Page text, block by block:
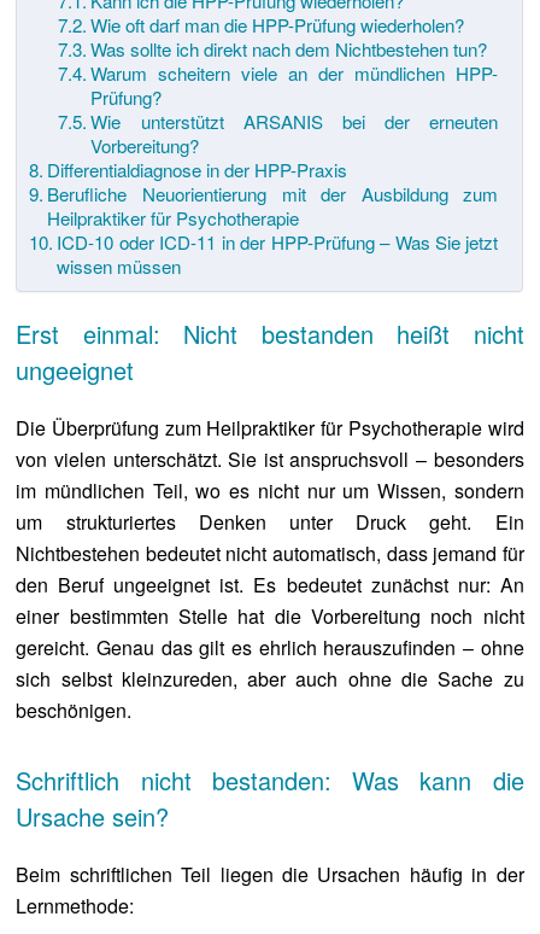
Wie oft darf man die HPP-Prüfung wiederholen?
Was sollte ich direkt nach dem Nichtbestehen tun?
Warum scheitern viele an der mündlichen HPP-
Prüfung?
Wie unterstützt ARSANIS bei der erneuten
Vorbereitung?
Differentialdiagnose in der HPP-Praxis
Berufliche Neuorientierung mit der Ausbildung zum
Heilpraktiker für Psychotherapie
ICD-10 oder ICD-11 in der HPP-Prüfung – Was Sie jetzt
wissen müssen
Erst einmal: Nicht bestanden heißt nicht
ungeeignet
Die Überprüfung zum Heilpraktiker für Psychotherapie wird
von vielen unterschätzt. Sie ist anspruchsvoll – besonders
im mündlichen Teil, wo es nicht nur um Wissen, sondern
um strukturiertes Denken unter Druck geht. Ein
Nichtbestehen bedeutet nicht automatisch, dass jemand für
den Beruf ungeeignet ist. Es bedeutet zunächst nur: An
einer bestimmten Stelle hat die Vorbereitung noch nicht
gereicht. Genau das gilt es ehrlich herauszufinden – ohne
sich selbst kleinzureden, aber auch ohne die Sache zu
beschönigen.
Schriftlich nicht bestanden: Was kann die
Ursache sein?
Beim schriftlichen Teil liegen die Ursachen häufig in der
Lernmethode: